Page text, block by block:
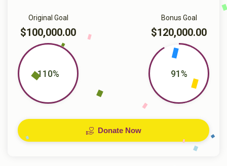
Bonus Goal
$120,000.00
91%
Original Goal
$100,000.00
110%
Donate Now